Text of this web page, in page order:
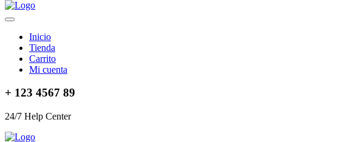
Inicio
Tienda
Carrito
Mi cuenta
+ 123 4567 89
24/7 Help Center